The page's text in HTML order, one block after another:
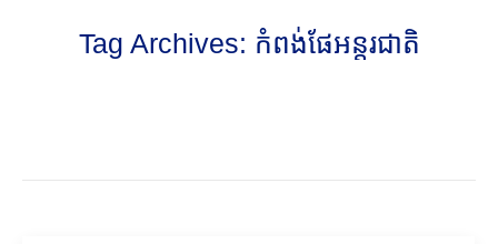
Tag Archives: កំពង់ផែអន្តរជាតិ